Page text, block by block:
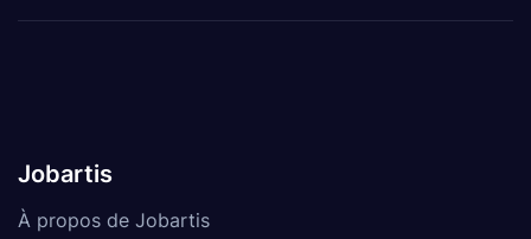
Jobartis
À propos de Jobartis